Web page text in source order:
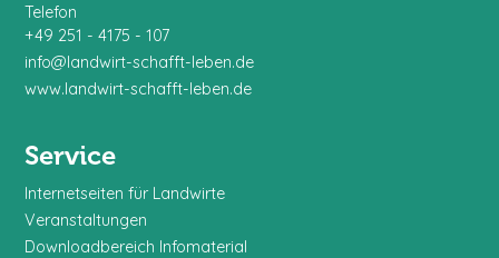
Telefon
+49 251 - 4175 - 107
info@landwirt-schafft-leben.de
www.landwirt-schafft-leben.de
Service
Internetseiten für Landwirte
Veranstaltungen
Downloadbereich Infomaterial